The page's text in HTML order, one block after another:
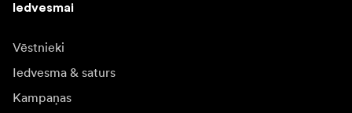
Iedvesmai
Vēstnieki
Iedvesma & saturs
Kampaņas